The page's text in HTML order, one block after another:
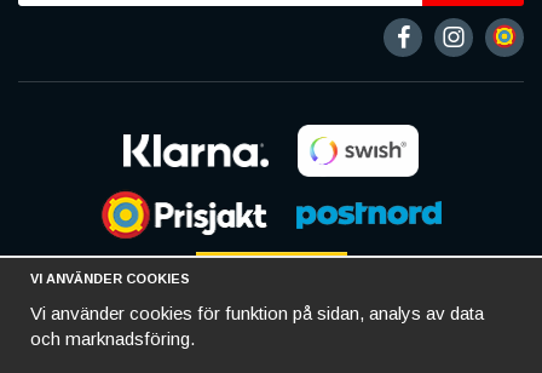
VI ANVÄNDER COOKIES
Vi använder cookies för funktion på sidan, analys av data
och marknadsföring.